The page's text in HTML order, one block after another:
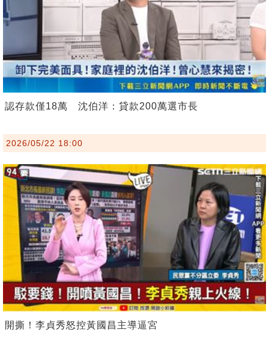
認存款僅18萬 沈伯洋：貸款200萬選市長
2026/05/22 18:00
開撕！李貞秀怒控黃國昌主導逼宮